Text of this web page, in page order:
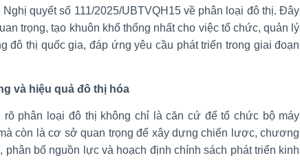
Nghị quyết số 111/2025/UBTVQH15 về phân loại đô thị. Đây
trọng, tạo khuôn khổ thống nhất cho việc tổ chức, quản lý
đô thị quốc gia, đáp ứng yêu cầu phát triển trong giai đoạn
và hiệu quả đô thị hóa
rõ phân loại đô thị không chỉ là căn cứ để tổ chức bộ máy
còn là cơ sở quan trọng để xây dựng chiến lược, chương
phân bổ nguồn lực và hoạch định chính sách phát triển kinh